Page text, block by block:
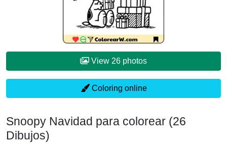
View 26 photos
Coloring online
Snoopy Navidad para colorear (26
Dibujos)